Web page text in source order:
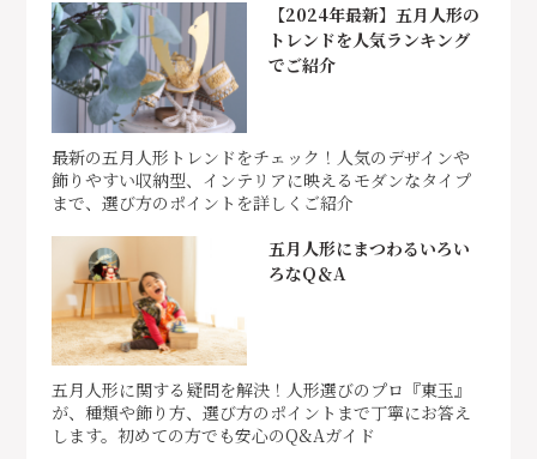
【2024年最新】五月人形の
トレンドを人気ランキング
でご紹介
最新の五月人形トレンドをチェック！人気のデザインや
飾りやすい収納型、インテリアに映えるモダンなタイプ
まで、選び方のポイントを詳しくご紹介
五月人形にまつわるいろい
ろなQ＆A
五月人形に関する疑問を解決！人形選びのプロ『東玉』
が、種類や飾り方、選び方のポイントまで丁寧にお答え
します。初めての方でも安心のQ&Aガイド